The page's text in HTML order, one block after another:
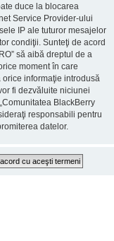
duce la blocarea
Service Provider-ului
IP ale tuturor mesajelor
condiţii. Sunteţi de acord
să aibă dreptul de a
moment în care
informaţie introdusă
fi dezvăluite niciunei
BlackBerry
responsabili pentru
datelor.